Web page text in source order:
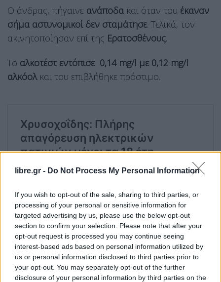
libre.gr - Do Not Process My Personal Information
If you wish to opt-out of the sale, sharing to third parties, or
processing of your personal or sensitive information for
targeted advertising by us, please use the below opt-out
section to confirm your selection. Please note that after your
opt-out request is processed you may continue seeing
interest-based ads based on personal information utilized by
us or personal information disclosed to third parties prior to
your opt-out. You may separately opt-out of the further
disclosure of your personal information by third parties on the
Ο άνδρας, πήγαινε ανάποδα και όταν του έκαναν
σήμα αστυνομικοί δεν σταμάτησε. Τελικά, τον
ακινητοποίησαν επί της Ερατοσθένους.
Το αλκοτέστ εντόπισε 0,14 mg/l με 0,12 mg/l
αλκόολκαι του επιβλήθηκε πρόστιμο.